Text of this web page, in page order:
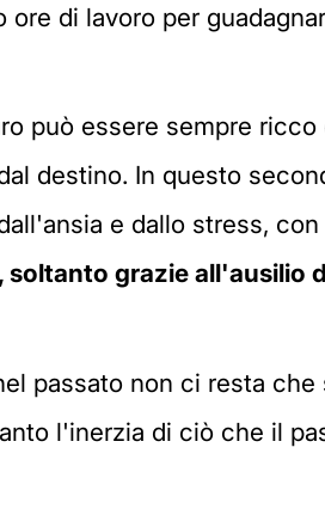
di lavoro per
può essere sempre ricco
destino. In questo
e dallo stress, con
soltanto grazie all'ausilio
passato non ci resta che
l'inerzia di ciò che il